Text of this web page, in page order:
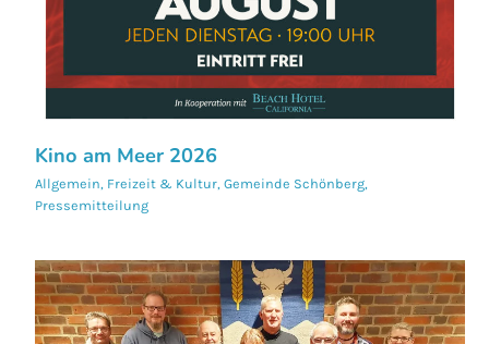
Kino am Meer 2026
Allgemein, Freizeit & Kultur,Gemeinde Schönberg,
Pressemitteilung